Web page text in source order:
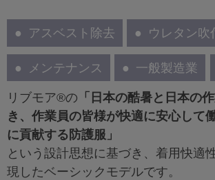
アスベスト除去 ウレタン吹
メンテナンス 一般製造業
リブモア®の 「日本の酷暑と日本の
き、作業員の皆様が快適に安心して
に貢献する防護服」
という設計思想に基づき、着用快適
現したベーシックモデルです。